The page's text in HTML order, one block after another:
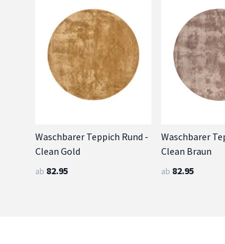
Waschbarer Teppich Rund -
Clean Gold
ab 82.95
Waschbarer
Clean Braun
ab 82.95